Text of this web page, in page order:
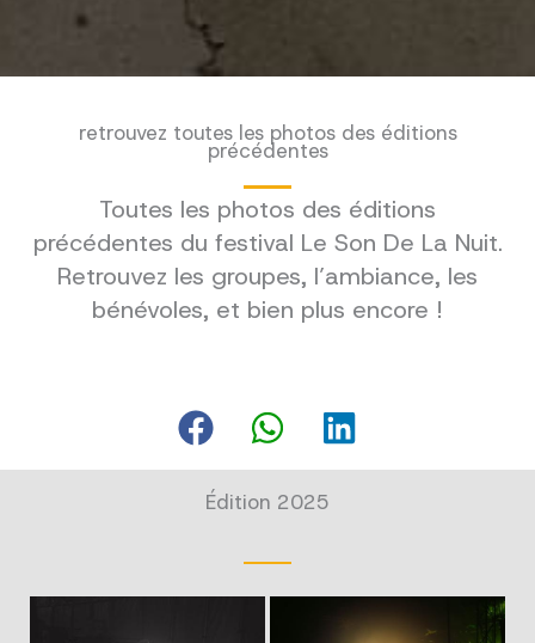
retrouvez toutes les photos des éditions
précédentes
Toutes les photos des éditions
précédentes du festival Le Son De La Nuit.
Retrouvez les groupes, l’ambiance, les
bénévoles, et bien plus encore !
Édition 2025